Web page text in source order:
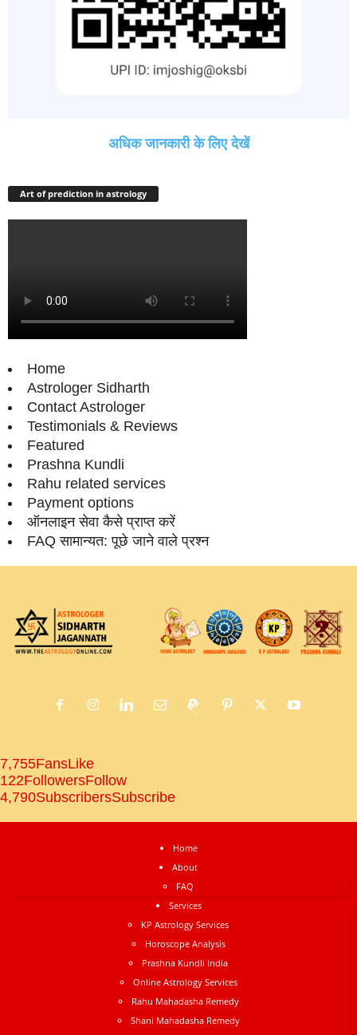
अधिक जानकारी के लिए देखें
Art of prediction in astrology
Home
Astrologer Sidharth
Contact Astrologer
Testimonials & Reviews
Featured
Prashna Kundli
Rahu related services
Payment options
ऑनलाइन सेवा कैसे प्राप्‍त करें
FAQ सामान्‍यत: पूछे जाने वाले प्रश्‍न
7,755FansLike
122FollowersFollow
4,790SubscribersSubscribe
Home
About
FAQ
Services
KP Astrology Services
Horoscope Analysis
Prashna Kundli India
Online Astrology Services
Rahu Mahadasha Remedy
Shani Mahadasha Remedy